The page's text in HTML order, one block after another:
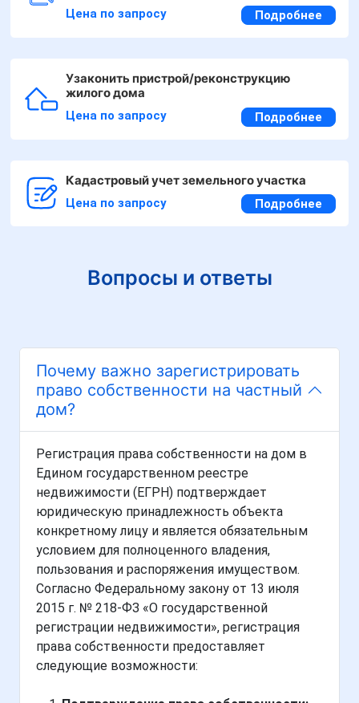
Цена по запросу Подробнее
Узаконить пристрой/реконструкцию
жилого дома
Цена по запросу Подробнее
Кадастровый учет земельного участка
Цена по запросу Подробнее
Вопросы и ответы
Почему важно зарегистрировать
право собственности на частный
дом?
Регистрация права собственности на дом в
Едином государственном реестре
недвижимости (ЕГРН) подтверждает
юридическую принадлежность объекта
конкретному лицу и является обязательным
условием для полноценного владения,
пользования и распоряжения имуществом.
Согласно Федеральному закону от 13 июля
2015 г. № 218-ФЗ «О государственной
регистрации недвижимости», регистрация
права собственности предоставляет
следующие возможности: